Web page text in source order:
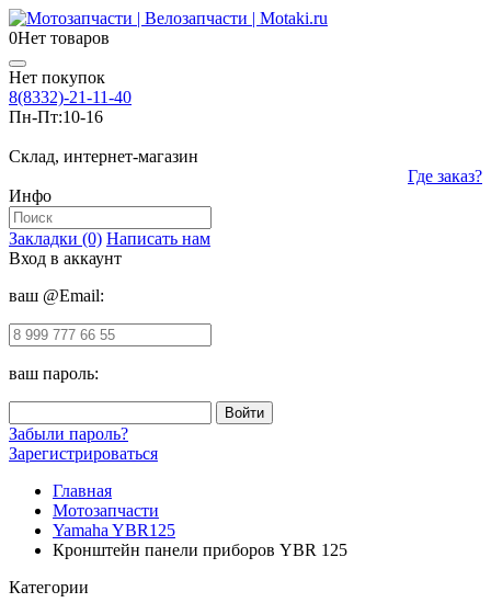
0Нет товаров
Нет покупок
8(8332)-21-11-40
Пн-Пт:10-16
Склад, интернет-магазин
Где заказ?
Инфо
Закладки (0) Написать нам
Вход в аккаунт
ваш @Email:
ваш пароль:
Забыли пароль?
Зарегистрироваться
Главная
Мотозапчасти
Yamaha YBR125
Кронштейн панели приборов YBR 125
Категории